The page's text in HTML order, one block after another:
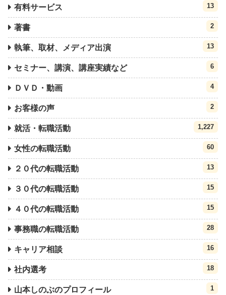
有料サービス 13
著書 2
執筆、取材、メディア出演 13
セミナー、講演、講座実績など 6
ＤＶＤ・動画 4
お客様の声 2
就活・転職活動 1,227
女性の転職活動 60
２０代の転職活動 13
３０代の転職活動 15
４０代の転職活動 15
事務職の転職活動 28
キャリア相談 16
社内選考 18
山本しのぶのプロフィール 1